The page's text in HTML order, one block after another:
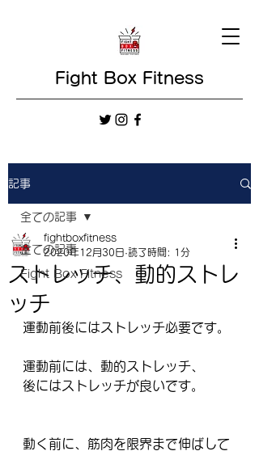
Fight Box Fitness
記事
全ての記事
Fight Box Fitness
全ての記事
ストレッチ、動的ストレ
ッチ
fightboxfitness
2020年12月30日 読了時間: 1分
運動前後にはストレッチ必要です。
運動前には、動的ストレッチ、
後にはストレッチが良いです。
動く前に、筋肉を限界まで伸ばして